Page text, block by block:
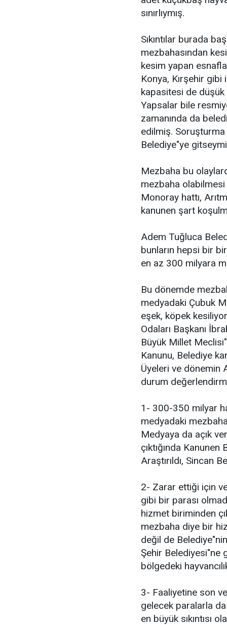
sınırlıymış.
Sıkıntılar burada
mezbahasından
kesim yapan
Konya, Kırşehir
kapasitesi de
Yapsalar bile
zamanında da
edilmiş.
Belediye"ye
Mezbaha bu
mezbaha olabilmesi
Monoray hattı,
kanunen şart
Adem Tuğluca
bunların hepsi bir
en az 300 milyara
Bu dönemde
medyadaki Çubuk
eşek, köpek
Odaları Başkanı
Büyük Millet
Kanunu, Belediye
Üyeleri ve dönemin
durum
1- 300-350 milyar
medyadaki
Medyaya da açık
çıktığında
Araştırıldı, Sincan
2- Zarar ettiği için
gibi bir parası
hizmet biriminden
mezbaha diye bir
değil de
Şehir Belediyesi"ne
bölgedeki
3- Faaliyetine son
gelecek paralarla da
en büyük sıkıntısı